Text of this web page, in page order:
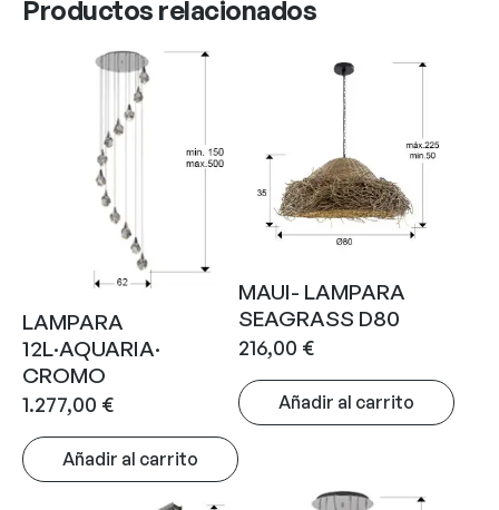
Productos relacionados
LAMPARA
12L·AQUARIA·
CROMO
1.277,00 €
Añadir al carrito
MAUI- LAMPARA
SEAGRASS D80
216,00 €
Añadir al carrito